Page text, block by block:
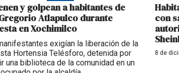
y golpean a habitantes de
Atlapulco durante
en Xochimilco
exigían la liberación de la
Hortensia Telésforo, detenida por
una biblioteca de la comunidad en un
con
8 de